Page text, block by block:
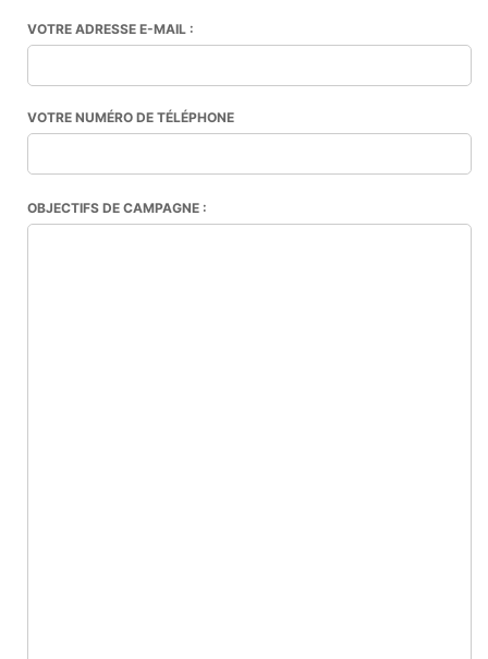
VOTRE ADRESSE E-MAIL :
VOTRE NUMÉRO DE TÉLÉPHONE
OBJECTIFS DE CAMPAGNE :